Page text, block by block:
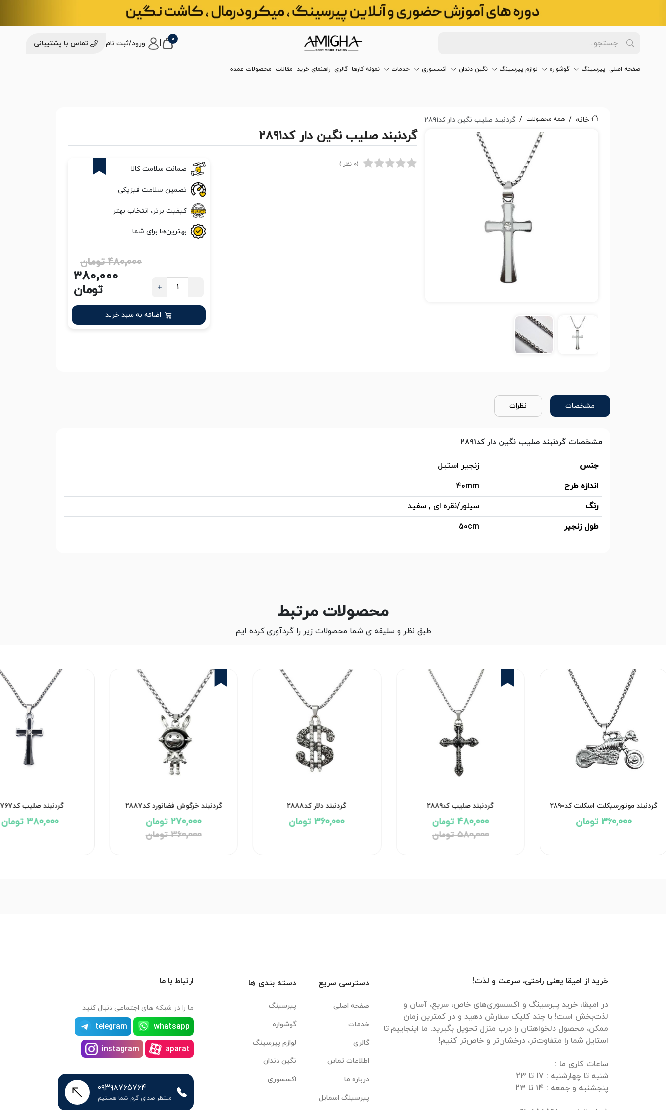
0 ورود/ثبت نام تماس با پشتیبانی
صفحه اصلی پیرسینگ گوشواره لوازم پیرسینگ نگین دندان اکسسوری خدمات نمونه کارها گالری راهنمای خرید مقالات محصولات عمده
خانه همه محصولات گردنبند صلیب نگین دار کد۲۸۹۱
گردنبند صلیب نگین دار کد۲۸۹۱
(0 نظر )
ضمانت سلامت کالا
تضمین سلامت فیزیکی
کیفیت برتر، انتخاب بهتر
بهترین‌ها برای شما
480,000 تومان
380,000
تومان
اضافه به سبد خرید
مشخصات نظرات
مشخصات گردنبند صلیب نگین دار کد۲۸۹۱
جنس
زنجیر استیل
اندازه طرح
40mm
رنگ
سیلور/نقره ای , سفید
طول زنجیر
50cm
محصولات مرتبط
طبق نظر و سلیقه ی شما محصولات زیر را گردآوری کرده ایم
گردنبند موتورسیکلت اسکلت کد۲۸۹۰
360,000 تومان
گردنبند صلیب کد۲۸۸۹
480,000 تومان
580,000 تومان
گردنبند دلار کد۲۸۸۸
360,000 تومان
25%
گردنبند خرگوش فضانورد کد۲۸۸۷
270,000 تومان
360,000 تومان
گردنبند صلیب کد۲۷۶۷
380,000 تومان
خرید از امیقا یعنی راحتی، سرعت و لذت!
در امیقا، خرید پیرسینگ و اکسسوری‌های خاص، سریع، آسان و
لذت‌بخش است! با چند کلیک سفارش دهید و در کمترین زمان
ممکن، محصول دلخواهتان را درب منزل تحویل بگیرید. ما اینجاییم تا
دسترسی سریع
صفحه اصلی
خدمات
گالری
اطلاعات تماس
درباره ما
پیرسینگ اسمایل
دسته بندی ها
پیرسینگ
گوشواره
لوازم پیرسینگ
نگین دندان
اکسسوری
ارتباط با ما
ما را در شبکه های اجتماعی دنبال کنید
whatsapp
telegram
aparat
instagram
۰۹۳۹۸۷۶۵۷۶۴
منتظر صدای گرم شما هستیم